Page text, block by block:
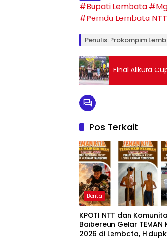
#Bupati Lembata
#Pemda Lembata NTT
Penulis: Prokompim
Final Alikura
Pos Terkait
Berita
KPOTI NTT dan
Baibereun Gelar TEMAN
2026 di Lembata,